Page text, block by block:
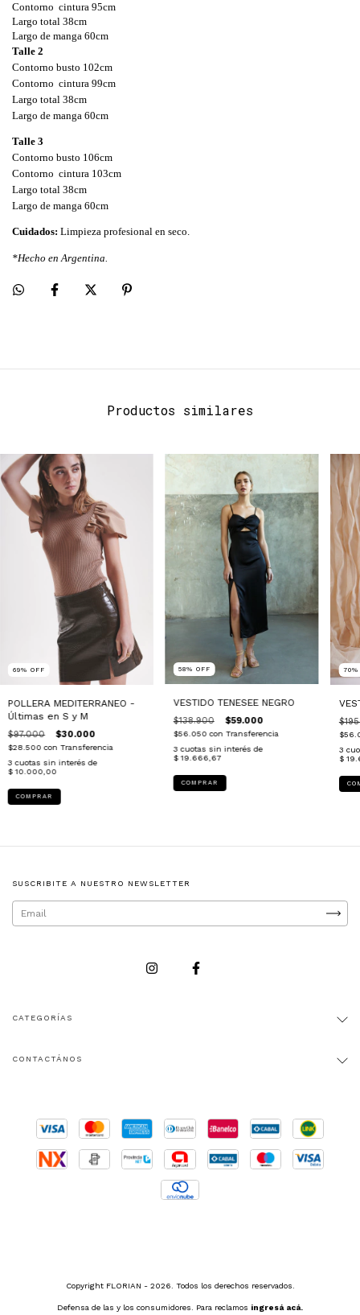
Contorno  cintura 95cm
Largo total 38cm
Largo de manga 60cm
Talle 2
Contorno busto 102cm
Contorno  cintura 99cm
Largo total 38cm
Largo de manga 60cm
Talle 3
Contorno busto 106cm
Contorno  cintura 103cm
Largo total 38cm
Largo de manga 60cm
Cuidados: Limpieza profesional en seco.
*Hecho en Argentina.
Productos similares
69% OFF
POLLERA MEDITERRANEO -
Últimas en S y M
$97.000 $30.000
$28.500con Transferencia
3 cuotas sin interés de
$ 10.000,00
COMPRAR
58% OFF
VESTIDO TENESEE NEGRO
$138.900 $59.000
$56.050con Transferencia
3 cuotas sin interés de
$ 19.666,67
COMPRAR
70
3
$
SUSCRIBITE A NUESTRO NEWSLETTER
CATEGORÍAS
CONTACTÁNOS
Copyright FLORIAN - 2026. Todos los derechos reservados.
Defensa de las y los consumidores. Para reclamos ingresá acá.